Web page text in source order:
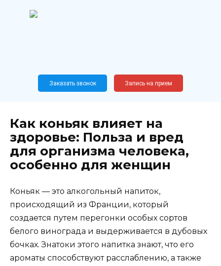
Новослободская, 62, к12
Заказать звонок Запись на прием
Как коньяк влияет на
здоровье: Польза и вред
для организма человека,
особенно для женщин
Коньяк — это алкогольный напиток,
происходящий из Франции, который
создается путем перегонки особых сортов
белого винограда и выдерживается в дубовых
бочках. Знатоки этого напитка знают, что его
ароматы способствуют расслаблению, а также